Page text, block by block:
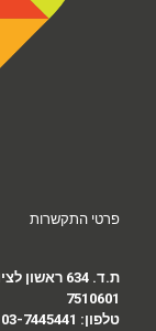
פרטי התקשרות
ת.ד. 634 ראשון לציון
7510601
טלפון: 03-7445441